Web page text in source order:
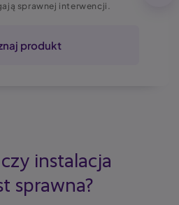
sprawnej interwencji.
produkt
instalacja
sprawna?